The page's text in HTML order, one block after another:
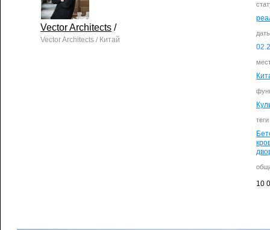
02.
теги
10
Vector Architects /
Vector Architects / Китай